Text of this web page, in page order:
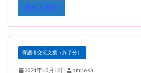
続きを読む
保護者交流支援（終了分）
2024年10月16日 omuesa